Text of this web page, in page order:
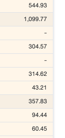
544.93
1,099.77
-
304.57
-
314.62
43.21
357.83
94.44
60.45